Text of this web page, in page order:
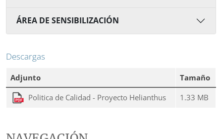
ÁREA DE SENSIBILIZACIÓN
Descargas
Adjunto
Tamaño
Politica de Calidad - Proyecto Helianthus
1.33 MB